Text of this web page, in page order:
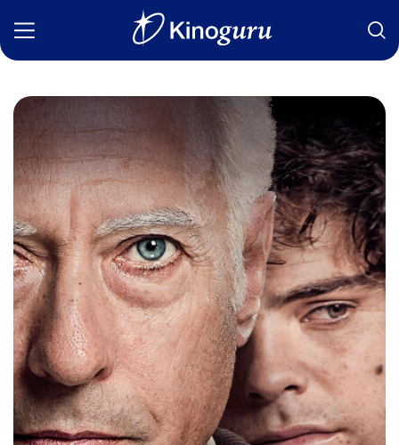
Фильмы
Статьи
Сериалы
Новости
Подборки
Рецензии
О нас
Авторы